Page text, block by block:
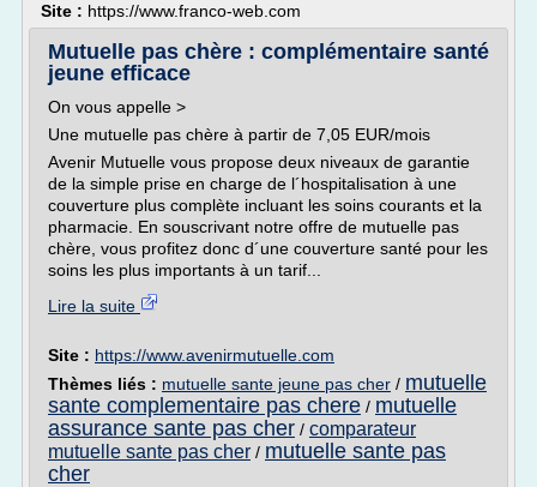
Site : https://www.franco-web.com
Mutuelle pas chère : complémentaire santé
jeune efficace
On vous appelle >
Une mutuelle pas chère à partir de 7,05 EUR/mois
Avenir Mutuelle vous propose deux niveaux de garantie
de la simple prise en charge de l´hospitalisation à une
couverture plus complète incluant les soins courants et la
pharmacie. En souscrivant notre offre de mutuelle pas
chère, vous profitez donc d´une couverture santé pour les
soins les plus importants à un tarif...
Lire la suite
Site : https://www.avenirmutuelle.com
Thèmes liés : mutuelle sante jeune pas cher / mutuelle
sante complementaire pas chere / mutuelle
assurance sante pas cher / comparateur
mutuelle sante pas cher / mutuelle sante pas
cher